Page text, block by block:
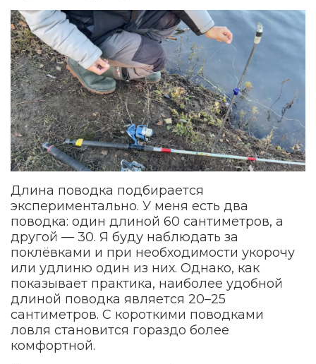
Длина поводка подбирается
экспериментально. У меня есть два
поводка: один длиной 60 сантиметров, а
другой — 30. Я буду наблюдать за
поклёвками и при необходимости укорочу
или удлиню один из них. Однако, как
показывает практика, наиболее удобной
длиной поводка является 20–25
сантиметров. С короткими поводками
ловля становится гораздо более
комфортной.